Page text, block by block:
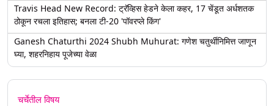
Travis Head New Record: ट्रॅव्हिस हेडने केला कहर, 17 चेंडूत अर्धशतक
ठोकून रचला इतिहास; बनला टी-20 'पॉवरप्ले किंग'
Ganesh Chaturthi 2024 Shubh Muhurat: गणेश चतुर्थीनिमित्त जाणून
घ्या, शहरनिहाय पूजेच्या वेळा
चर्चेतील विषय